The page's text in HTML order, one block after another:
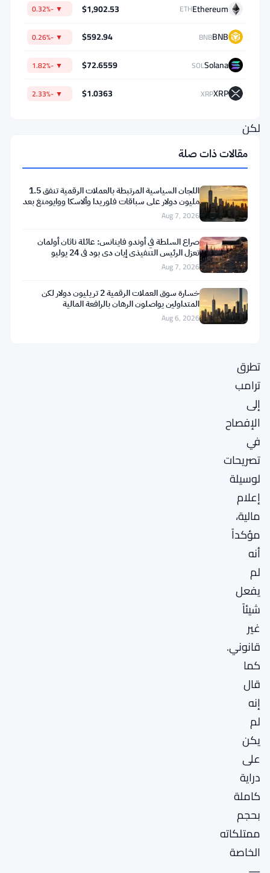
وحده
سيكون
مذهلاً
مواطن
لكن
بالنسبة
لرئيس
حالي
يشكل
تنظيم
العملات
الرقمية،
فإن
الأمر
مختلف
تطرق
ترامب
إلى
الإفصاح
في
تصريحات
لوسيلة
إعلام
مالية،
مؤكداً
أنه
لم
يفعل
شيئاً
غير
قانوني.
كما
قال
إنه
لم
يكن
على
دراية
كاملة
بحجم
ممتلكاته
الخاصة
Ethereum
ETH
$1,902.53
▼ -0.32%
BNB
BNB
$592.94
▼ -0.26%
Solana
SOL
$72.6559
▼ -1.82%
XRP
XRP
$1.0363
▼ -2.33%
مقالات ذات صلة
اللجان السياسية المرتبطة بالعملات الرقمية تنفق 1.5
مليون دولار على سباقات فلوريدا وألاسكا ووايومنغ بعد
تعثر
Aug 7, 2026
صراع السلطة في أوندو فاينانس: عائلة ناثان أولمان
تعزل الرئيس التنفيذي إيان دي بود في 24 يوليو
Aug 7, 2026
خسارة سوق العملات الرقمية 2 تريليون دولار لكن
المتداولين يواصلون الرهان بالرافعة المالية
Aug 6, 2026